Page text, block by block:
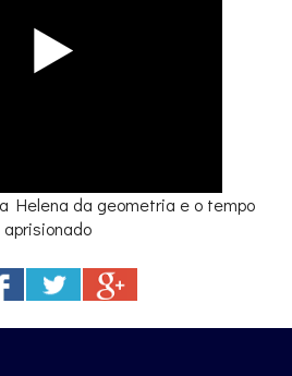
Helena da geometria e o tempo
aprisionado